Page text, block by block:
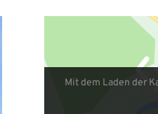
Mit dem Laden der